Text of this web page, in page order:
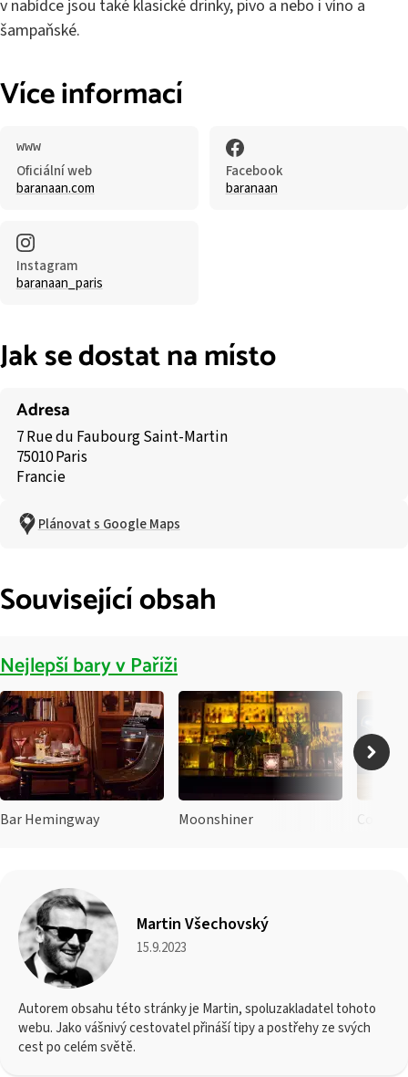
v nabídce jsou také klasické drinky, pivo a nebo i víno a
šampaňské.
Více informací
Oficiální web
baranaan.com
Facebook
baranaan
Instagram
baranaan_paris
Jak se dostat na místo
Adresa
7 Rue du Faubourg Saint-Martin
75010 Paris
Francie
Plánovat s Google Maps
Související obsah
Nejlepší bary v Paříži
Bar Hemingway Moonshiner
Martin Všechovský
15.9.2023
Autorem obsahu této stránky je Martin, spoluzakladatel tohoto
webu. Jako vášnivý cestovatel přináší tipy a postřehy ze svých
cest po celém světě.